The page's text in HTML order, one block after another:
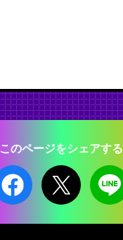
このページをシェアする